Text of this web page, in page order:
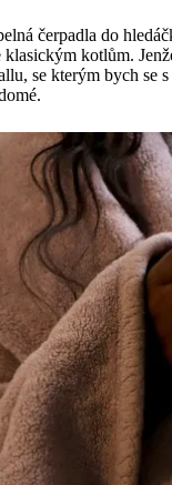
čerpadla do
kotlům.
se kterým bych se